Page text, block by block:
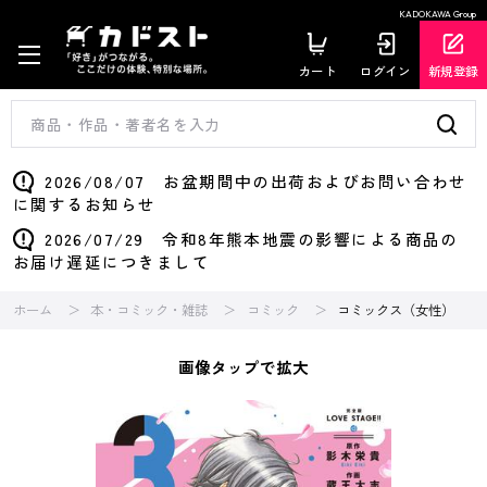
KADOKAWA Group
カート ログイン 新規登録
2026/08/07 お盆期間中の出荷およびお問い合わせ
に関するお知らせ
2026/07/29 令和8年熊本地震の影響による商品の
お届け遅延につきまして
ホーム 本・コミック・雑誌 コミック コミックス（女性）
画像タップで拡大